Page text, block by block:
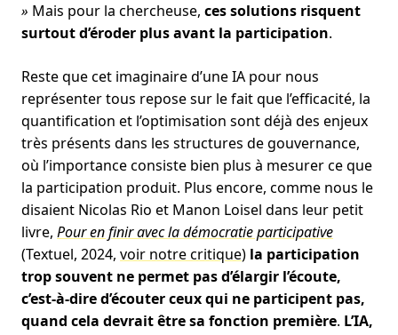
» Mais pour la chercheuse, ces solutions risquent
surtout d’éroder plus avant la participation.
Reste que cet imaginaire d’une IA pour nous
représenter tous repose sur le fait que l’efficacité, la
quantification et l’optimisation sont déjà des enjeux
très présents dans les structures de gouvernance,
où l’importance consiste bien plus à mesurer ce que
la participation produit. Plus encore, comme nous le
disaient Nicolas Rio et Manon Loisel dans leur petit
livre, Pour en finir avec la démocratie participative
(Textuel, 2024, voir notre critique) la participation
trop souvent ne permet pas d’élargir l’écoute,
c’est-à-dire d’écouter ceux qui ne participent pas,
quand cela devrait être sa fonction première. L’IA,